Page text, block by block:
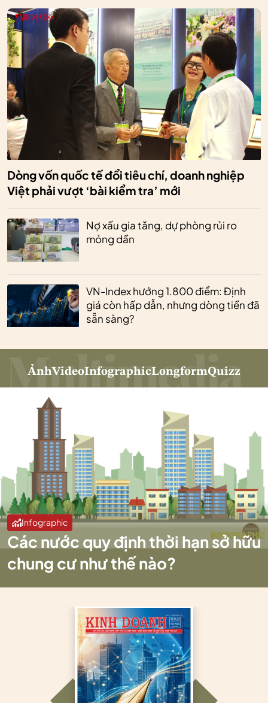
Dòng vốn quốc tế đổi tiêu chí, doanh nghiệp
Việt phải vượt ‘bài kiểm tra’ mới
Nợ xấu gia tăng, dự phòng rủi ro
mỏng dần
VN-Index hướng 1.800 điểm: Định
giá còn hấp dẫn, nhưng dòng tiền đã
sẵn sàng?
ẢnhVideoInfographicLongformQuizz
Infographic
Các nước quy định thời hạn sở hữu
chung cư như thế nào?